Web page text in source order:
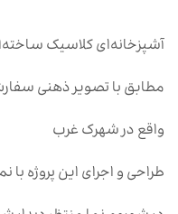
آشپزخانه‌ای کلاسیک
مطابق با تصویر ذهنی
واقع در شهرک غرب
طراحی و اجرای این پروژه با